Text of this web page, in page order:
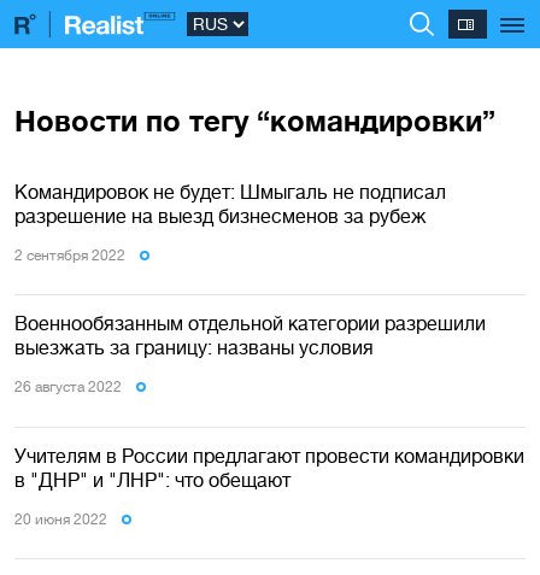
Новости по тегу “командировки”
Командировок не будет: Шмыгаль не подписал
разрешение на выезд бизнесменов за рубеж
2 сентября 2022
Военнообязанным отдельной категории разрешили
выезжать за границу: названы условия
26 августа 2022
Учителям в России предлагают провести командировки
в "ДНР" и "ЛНР": что обещают
20 июня 2022